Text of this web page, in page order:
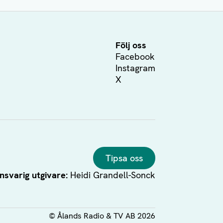
Följ oss
Facebook
Instagram
X
Tipsa oss
utgivare: Heidi Grandell-Sonck
©Ålands Radio & TV AB 2026